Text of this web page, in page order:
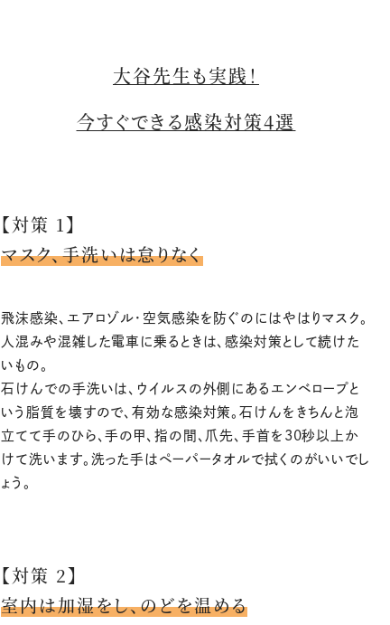
大谷先生も実践！
今すぐできる感染対策4選
【対策 1】
マスク、手洗いは怠りなく
飛沫感染、エアロゾル・空気感染を防ぐのにはやはりマスク。
人混みや混雑した電車に乗るときは、感染対策として続けた
いもの。
石けんでの手洗いは、ウイルスの外側にあるエンベロープと
いう脂質を壊すので、有効な感染対策。石けんをきちんと泡
立てて手のひら、手の甲、指の間、爪先、手首を30秒以上か
けて洗います。洗った手はペーパータオルで拭くのがいいでし
ょう。
【対策 2】
室内は加湿をし、のどを温める